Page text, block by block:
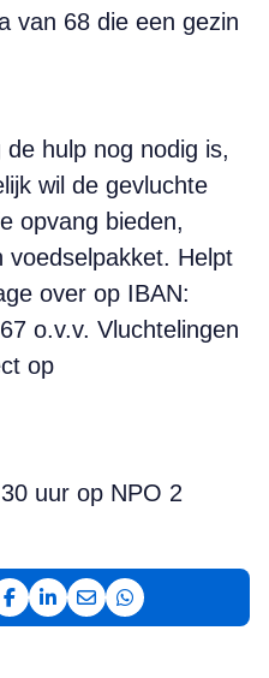
van 68 die een gezin
hulp nog nodig is,
wil de gevluchte
opvang bieden,
voedselpakket. Helpt
over op IBAN:
o.v.v. Vluchtelingen
op
uur op NPO 2
Deel op Facebook
Deel op LinkedIn
Deel via e-mail
Deel via